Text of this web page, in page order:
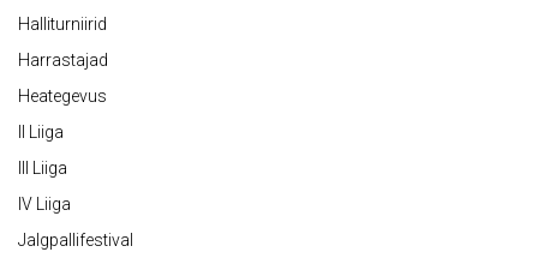
Halliturniirid
Harrastajad
Heategevus
II Liiga
III Liiga
IV Liiga
Jalgpallifestival